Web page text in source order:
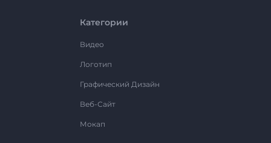
Категории
Видео
Логотип
Графический Дизайн
Веб-Сайт
Мокап